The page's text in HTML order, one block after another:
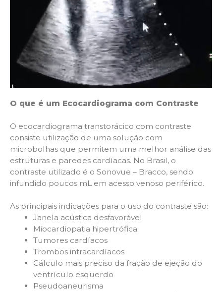
O que é um Ecocardiograma com Contraste
O ecocardiograma transtorácico com contraste
consiste utilização de uma solução com
microbolhas que permitem uma melhor análise das
estruturas e paredes cardíacas. No Brasil, o
contraste utilizado é o Sonovue – Bracco, sendo
infundido poucos mL em acesso venoso periférico.
As principais indicações para o uso do contraste são:
Janela acústica desfavorável
Miocardiopatia hipertrófica
Tumores cardíacos
Trombos intracardíacos
Cálculo mais preciso da fração de ejeção do
ventrículo esquerdo
Pseudoaneurisma